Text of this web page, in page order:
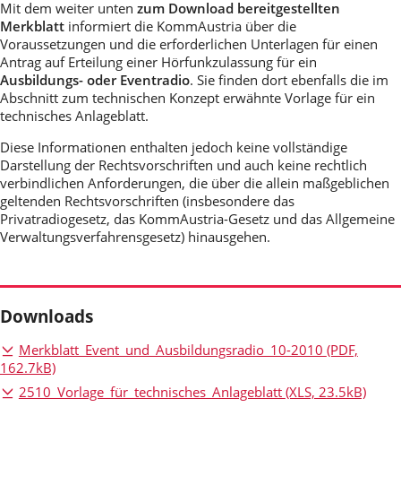
Mit dem weiter unten zum Download bereitgestellten
Merkblatt informiert die KommAustria über die
Voraussetzungen und die erforderlichen Unterlagen für einen
Antrag auf Erteilung einer Hörfunkzulassung für ein
Ausbildungs- oder Eventradio. Sie finden dort ebenfalls die im
Abschnitt zum technischen Konzept erwähnte Vorlage für ein
technisches Anlageblatt.
Diese Informationen enthalten jedoch keine vollständige
Darstellung der Rechtsvorschriften und auch keine rechtlich
verbindlichen Anforderungen, die über die allein maßgeblichen
geltenden Rechtsvorschriften (insbesondere das
Privatradiogesetz, das KommAustria-Gesetz und das Allgemeine
Verwaltungsverfahrensgesetz) hinausgehen.
Downloads
Merkblatt_Event_und_Ausbildungsradio_10-2010 (PDF,
162.7kB)
2510_Vorlage_für_technisches_Anlageblatt (XLS, 23.5kB)